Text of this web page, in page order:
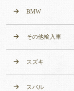
BMW
その他輸入車
スズキ
スバル